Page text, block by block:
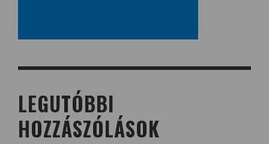
LEGUTÓBBI
HOZZÁSZÓLÁSOK